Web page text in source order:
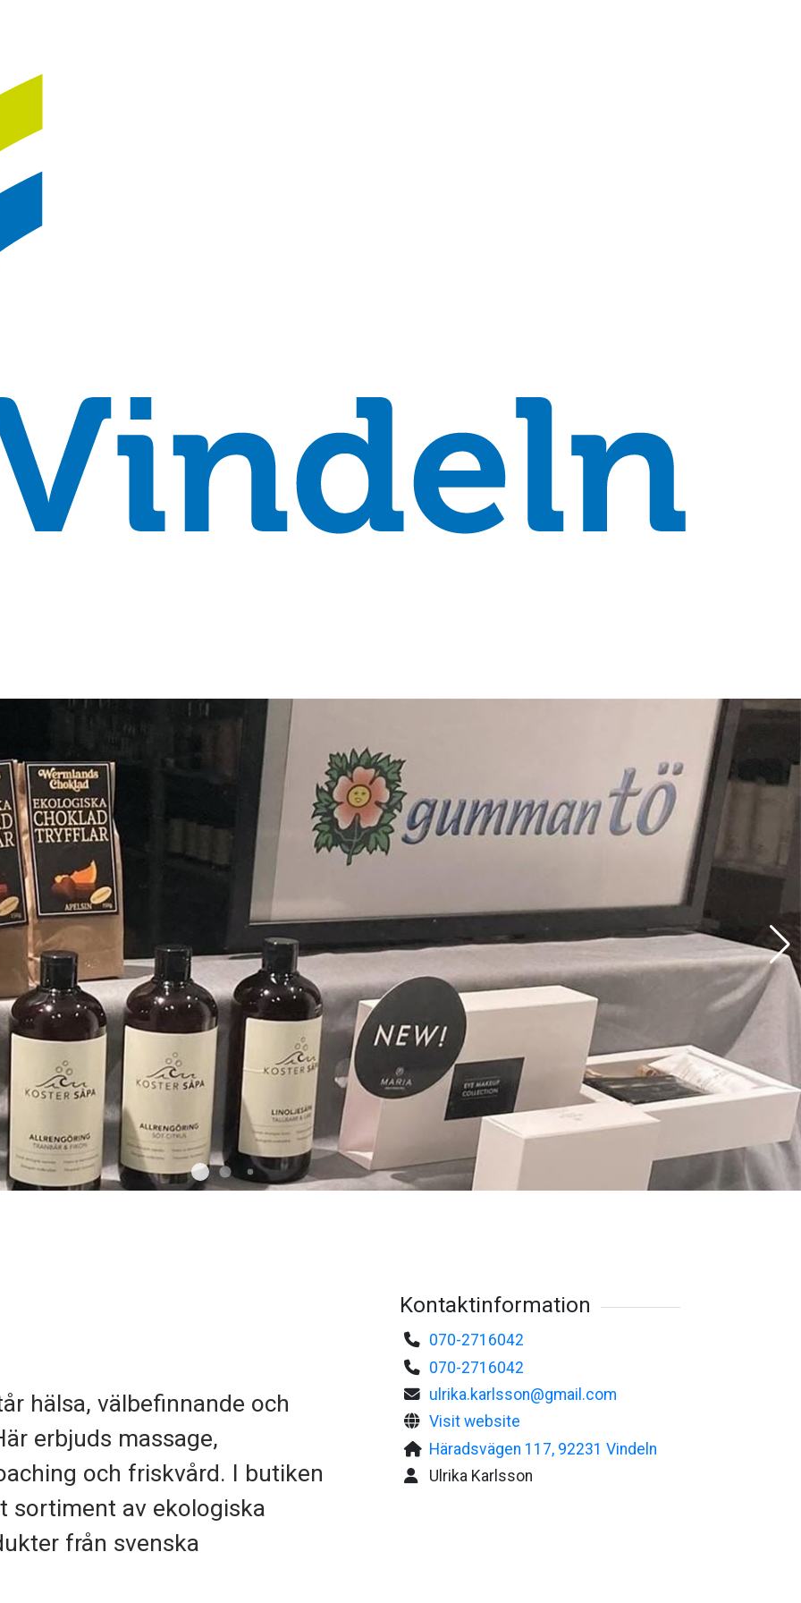
hälsa, välbefinnande och
erbjuds massage,
och friskvård. I butiken
sortiment av ekologiska
från svenska
Kontaktinformation
070-2716042
070-2716042
ulrika.karlsson@gmail.com
Visit website
Häradsvägen 117, 92231 Vindeln
Ulrika Karlsson